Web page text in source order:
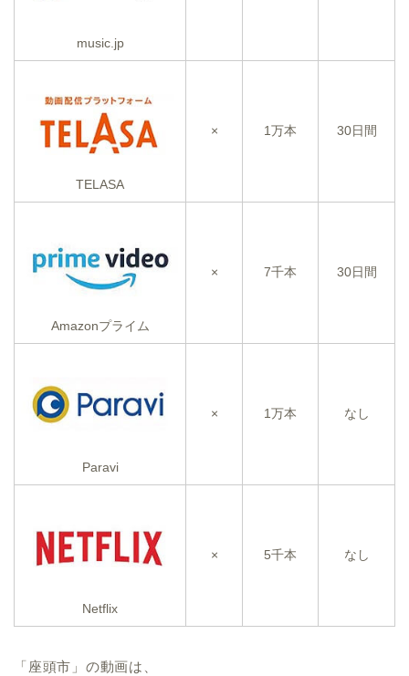
music.jp
TELASA
× 1万本 30日間
Amazonプライム
× 7千本 30日間
Paravi
× 1万本 なし
Netflix
× 5千本 なし
「座頭市」の動画は、